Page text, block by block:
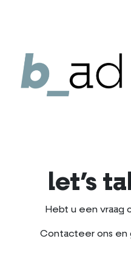
let’s
Hebt u een vraag
Contacteer ons